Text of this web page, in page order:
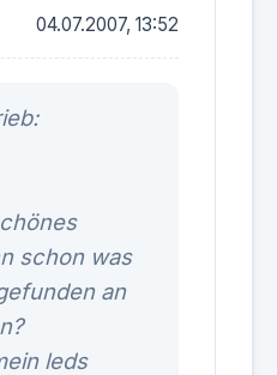
04.07.2007, 13:52
schon was
an
leds